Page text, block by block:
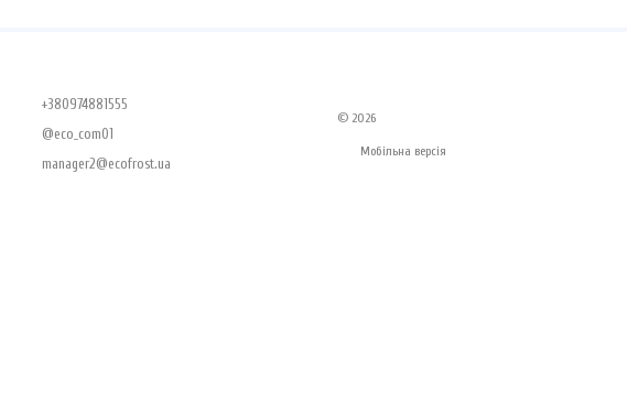
+380974881555
@eco_com01
manager2@ecofrost.ua
© 2026
Мобільна версія